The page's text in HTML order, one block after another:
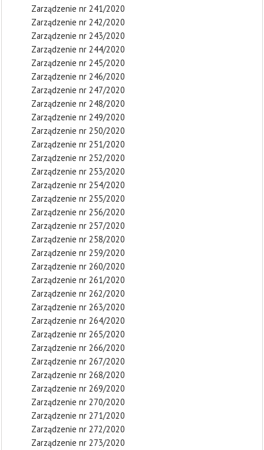
Zarządzenie nr 241/2020
Zarządzenie nr 242/2020
Zarządzenie nr 243/2020
Zarządzenie nr 244/2020
Zarządzenie nr 245/2020
Zarządzenie nr 246/2020
Zarządzenie nr 247/2020
Zarządzenie nr 248/2020
Zarządzenie nr 249/2020
Zarządzenie nr 250/2020
Zarządzenie nr 251/2020
Zarządzenie nr 252/2020
Zarządzenie nr 253/2020
Zarządzenie nr 254/2020
Zarządzenie nr 255/2020
Zarządzenie nr 256/2020
Zarządzenie nr 257/2020
Zarządzenie nr 258/2020
Zarządzenie nr 259/2020
Zarządzenie nr 260/2020
Zarządzenie nr 261/2020
Zarządzenie nr 262/2020
Zarządzenie nr 263/2020
Zarządzenie nr 264/2020
Zarządzenie nr 265/2020
Zarządzenie nr 266/2020
Zarządzenie nr 267/2020
Zarządzenie nr 268/2020
Zarządzenie nr 269/2020
Zarządzenie nr 270/2020
Zarządzenie nr 271/2020
Zarządzenie nr 272/2020
Zarządzenie nr 273/2020